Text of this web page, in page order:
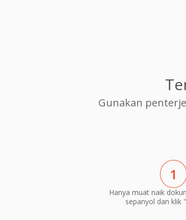
Gunakan
1
Hanya muat naik
sepanyol dan klik